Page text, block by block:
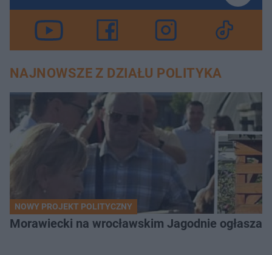
NAJNOWSZE Z DZIAŁU POLITYKA
NOWY PROJEKT POLITYCZNY
Morawiecki na wrocławskim Jagodnie ogłasza